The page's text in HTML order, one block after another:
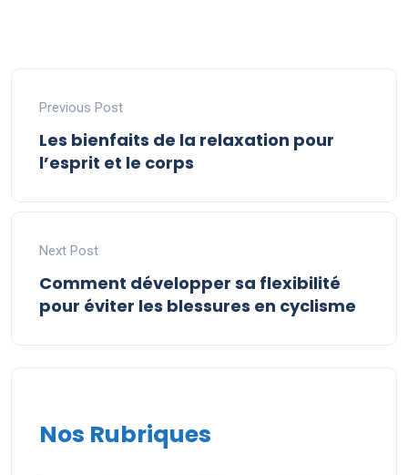
Previous Post
Les bienfaits de la relaxation pour
l’esprit et le corps
Next Post
Comment développer sa flexibilité
pour éviter les blessures en cyclisme
Nos Rubriques